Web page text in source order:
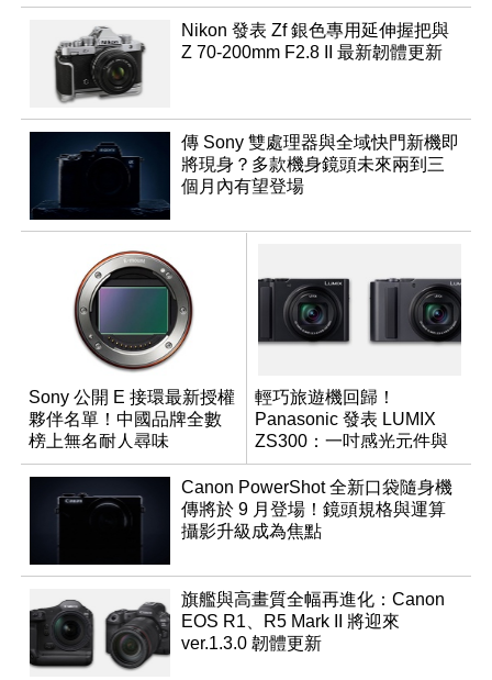
Nikon 發表 Zf 銀色專用延伸握把與
Z 70-200mm F2.8 II 最新韌體更新
傳 Sony 雙處理器與全域快門新機即
將現身？多款機身鏡頭未來兩到三
個月內有望登場
Sony 公開 E 接環最新授權
夥伴名單！中國品牌全數
榜上無名耐人尋味
輕巧旅遊機回歸！
Panasonic 發表 LUMIX
ZS300：一吋感光元件與
15 倍光學變焦
Canon PowerShot 全新口袋隨身機
傳將於 9 月登場！鏡頭規格與運算
攝影升級成為焦點
旗艦與高畫質全幅再進化：Canon
EOS R1、R5 Mark II 將迎來
ver.1.3.0 韌體更新